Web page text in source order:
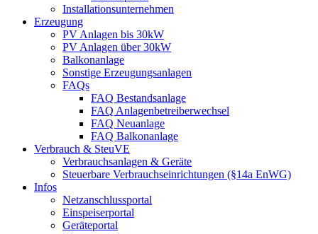
Installationsunternehmen
Erzeugung
PV Anlagen bis 30kW
PV Anlagen über 30kW
Balkonanlage
Sonstige Erzeugungsanlagen
FAQs
FAQ Bestandsanlage
FAQ Anlagenbetreiberwechsel
FAQ Neuanlage
FAQ Balkonanlage
Verbrauch & SteuVE
Verbrauchsanlagen & Geräte
Steuerbare Verbrauchseinrichtungen (§14a EnWG)
Infos
Netzanschlussportal
Einspeiserportal
Geräteportal